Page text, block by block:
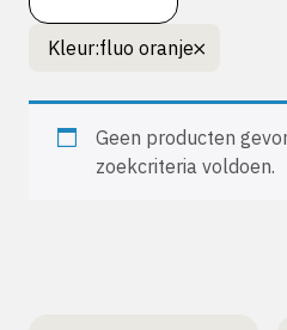
Kleur:fluo oranje
Geen producten
zoekcriteria voldoen.